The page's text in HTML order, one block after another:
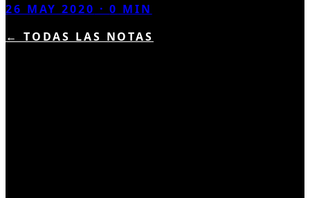
26 MAY 2020 ·0 MIN
← TODAS LAS NOTAS